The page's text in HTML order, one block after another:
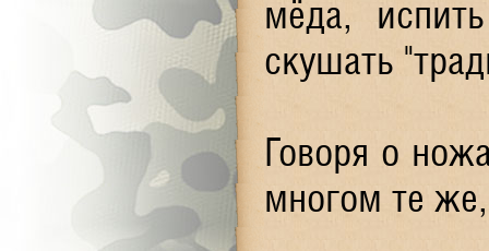
мёда,
скушать
Говоря о
многом те